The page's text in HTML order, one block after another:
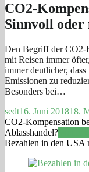
CO2-
Sinnvoll oder
Den Begriff der CO2-
mit Reisen immer
immer deutlicher,
Emissionen zu
Besonders bei…
sedt16. Juni 201818.
CO2-Kompensation
Ablasshandel?
Bezahlen in den USA